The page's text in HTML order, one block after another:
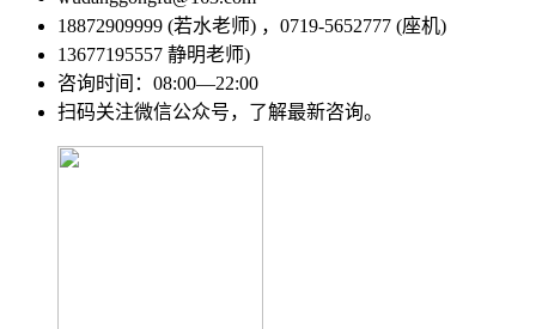
18872909999 (若水老师) ，0719-5652777 (座机)
13677195557 静明老师)
咨询时间：08:00—22:00
扫码关注微信公众号，了解最新咨询。